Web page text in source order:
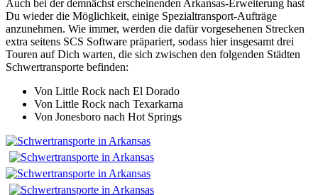
Auch bei der demnächst erscheinenden Arkansas-Erweiterung hast
Du wieder die Möglichkeit, einige Spezialtransport-Aufträge
anzunehmen. Wie immer, werden die dafür vorgesehenen Strecken
extra seitens SCS Software präpariert, sodass hier insgesamt drei
Touren auf Dich warten, die sich zwischen den folgenden Städten
Schwertransporte befinden:
Von Little Rock nach El Dorado
Von Little Rock nach Texarkarna
Von Jonesboro nach Hot Springs